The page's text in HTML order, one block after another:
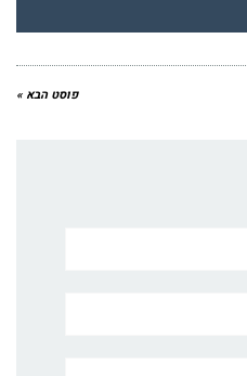
פוסט הבא »